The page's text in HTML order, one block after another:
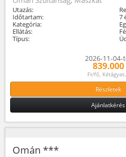
Utazás:
Időtartam:
7
Kategória:
Ellátás:
Típus:
2026-11-04-
839.000
Ft/fő,
Részletek
Ajánlatkérés
Omán ***